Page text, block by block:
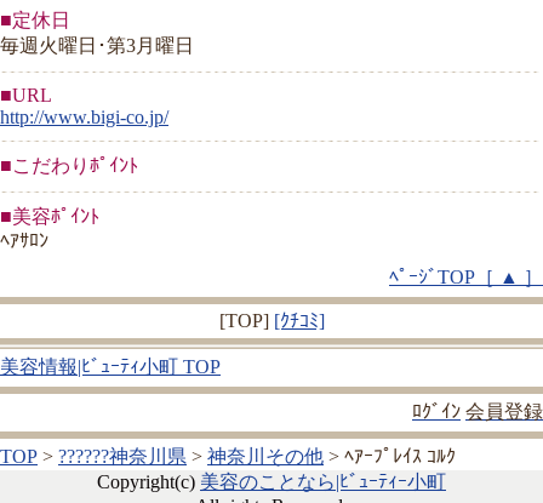
■定休日
毎週火曜日･第3月曜日
■URL
http://www.bigi-co.jp/
■こだわりﾎﾟｲﾝﾄ
■美容ﾎﾟｲﾝﾄ
ﾍｱｻﾛﾝ
ﾍﾟｰｼﾞTOP［ ▲ ］
[TOP] [ｸﾁｺﾐ]
美容情報|ﾋﾞｭｰﾃｨ小町 TOP
ﾛｸﾞｲﾝ 会員登録
TOP > ??????神奈川県 > 神奈川その他 > ﾍｱｰﾌﾟﾚｲｽ ｺﾙｸ
Copyright(c) 美容のことなら|ﾋﾞｭｰﾃｨｰ小町